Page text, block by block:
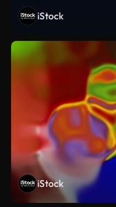
iStock
iStock